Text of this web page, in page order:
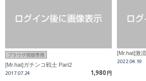
ブラウザ視聴専用
[Mr.hat]ガチンコ戦士 Part2
2017.07.24 1,980 円
[Mr.hat]激
2022.04.19